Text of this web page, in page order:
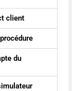
client
du